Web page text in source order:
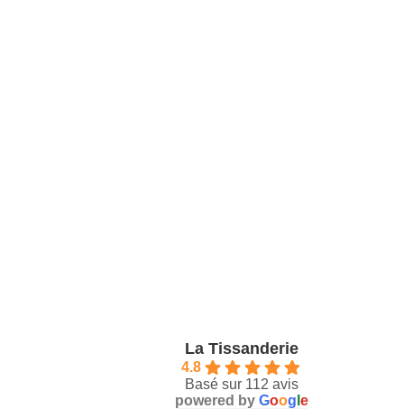
La Tissanderie
4.8
Basé sur 112 avis
powered by Goog e